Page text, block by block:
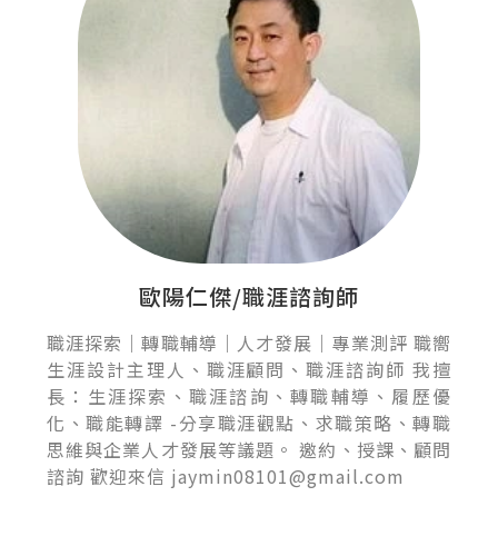
歐陽仁傑/職涯諮詢師
職涯探索｜轉職輔導｜人才發展｜專業測評 職嚮
生涯設計主理人、職涯顧問、職涯諮詢師 我擅
長：生涯探索、職涯諮詢、轉職輔導、履歷優
化、職能轉譯 -分享職涯觀點、求職策略、轉職
思維與企業人才發展等議題。 邀約、授課、顧問
諮詢 歡迎來信 jaymin08101@gmail.com